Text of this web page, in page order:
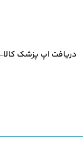
دریافت اپ پزشک کالا